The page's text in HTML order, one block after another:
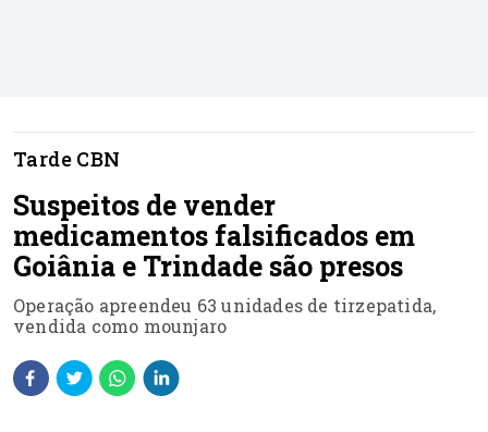
Tarde CBN
Suspeitos de vender
medicamentos falsificados em
Goiânia e Trindade são presos
Operação apreendeu 63 unidades de tirzepatida,
vendida como mounjaro